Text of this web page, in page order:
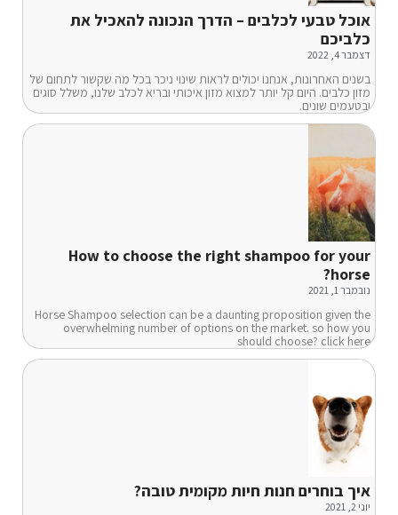
אוכל טבעי לכלבים – הדרך הנכונה להאכיל את
כלביכם
דצמבר 4, 2022
בשנים האחרונות, אנחנו יכולים לראות שינוי ניכר בכל מה שקשור לתחום של
מזון כלבים. היום קל יותר למצוא מזון איכותי ובריא לכלב שלנו, משלל סוגים
ובטעמים שונים.
How to choose the right shampoo for your
horse?
נובמבר 1, 2021
Horse Shampoo selection can be a daunting proposition given the
overwhelming number of options on the market. so how you
should choose? click here
איך בוחרים חנות חיות מקומית טובה?
יוני 2, 2021